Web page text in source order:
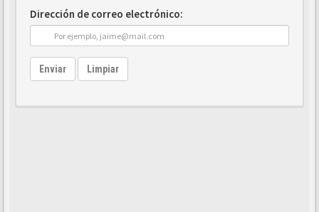
Dirección de correo electrónico:
Enviar Limpiar